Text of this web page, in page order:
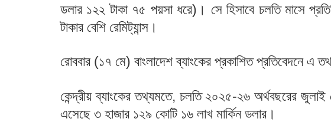
ডলার ১২২ টাকা ৭৫ পয়সা ধরে)। সে হিসাবে চলতি মাসে
টাকার বেশি রেমিট্যান্স।
রোববার (১৭ মে) বাংলাদেশ ব্যাংকের প্রকাশিত প্রতিবেদনে এ
কেন্দ্রীয় ব্যাংকের তথ্যমতে, চলতি ২০২৫-২৬ অর্থবছরের জুলাই
এসেছে ৩ হাজার ১২৯ কোটি ১৬ লাখ মার্কিন ডলার।